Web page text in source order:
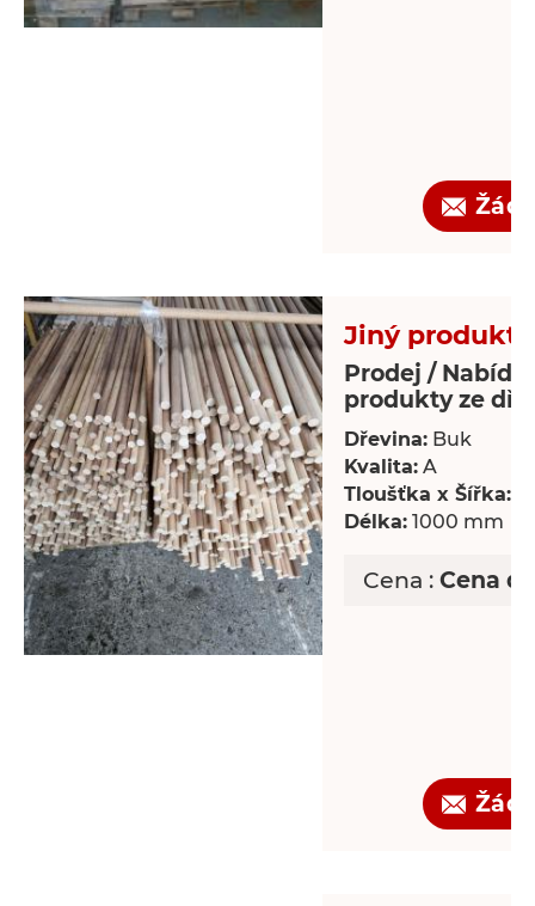
Jiný produkt
Prodej /
produkty ze
Dřevina: Buk
Kvalita: A
Tloušťka x Šířka:
Délka: 1000 mm
Cena : Cena